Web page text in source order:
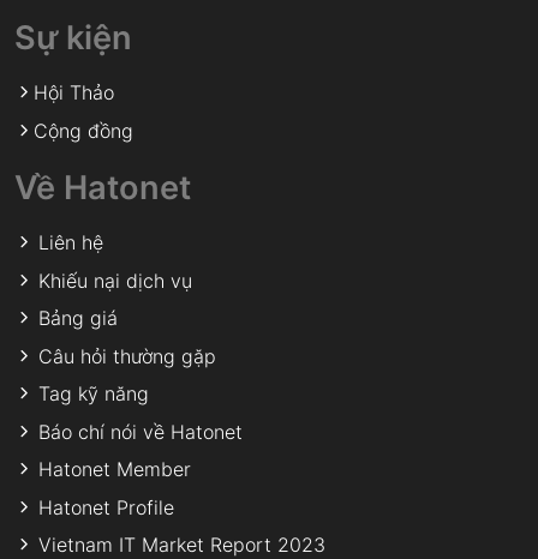
Sự kiện
Hội Thảo
Cộng đồng
Về Hatonet
Liên hệ
Khiếu nại dịch vụ
Bảng giá
Câu hỏi thường gặp
Tag kỹ năng
Báo chí nói về Hatonet
Hatonet Member
Hatonet Profile
Vietnam IT Market Report 2023